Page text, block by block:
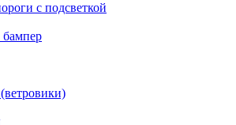
с подсветкой
бампер